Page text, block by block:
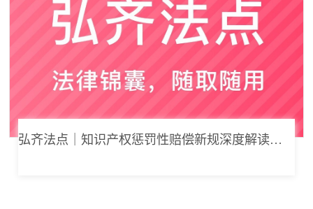
弘齐法点｜知识产权惩罚性赔偿新规深度解读： 从“赔得起”到“赔不起”的司法逻辑